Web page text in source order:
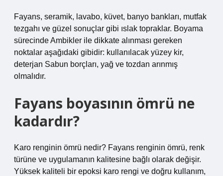
Fayans, seramik, lavabo, küvet, banyo bankları, mutfak
tezgahı ve güzel sonuçlar gibi ıslak topraklar. Boyama
sürecinde Ambikler ile dikkate alınması gereken
noktalar aşağıdaki gibidir: kullanılacak yüzey kir,
deterjan Sabun borçları, yağ ve tozdan arınmış
olmalıdır.
Fayans boyasının ömrü ne
kadardır?
Karo renginin ömrü nedir? Fayans renginin ömrü, renk
türüne ve uygulamanın kalitesine bağlı olarak değişir.
Yüksek kaliteli bir epoksi karo rengi ve doğru kullanım,